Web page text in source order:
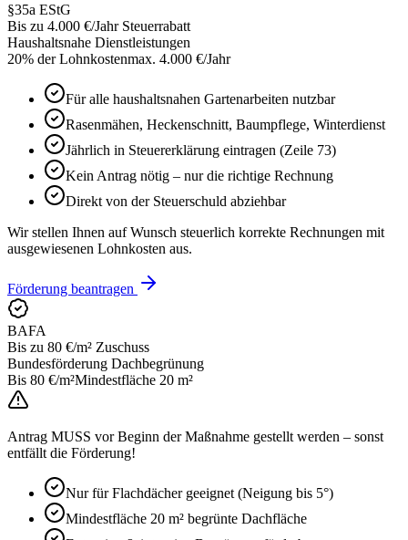
§35a EStG
Bis zu 4.000 €/Jahr Steuerrabatt
Haushaltsnahe Dienstleistungen
20% der Lohnkostenmax. 4.000 €/Jahr
Für alle haushaltsnahen Gartenarbeiten nutzbar
Rasenmähen, Heckenschnitt, Baumpflege, Winterdienst
Jährlich in Steuererklärung eintragen (Zeile 73)
Kein Antrag nötig – nur die richtige Rechnung
Direkt von der Steuerschuld abziehbar
Wir stellen Ihnen auf Wunsch steuerlich korrekte Rechnungen mit
ausgewiesenen Lohnkosten aus.
Förderung beantragen
BAFA
Bis zu 80 €/m² Zuschuss
Bundesförderung Dachbegrünung
Bis 80 €/m²Mindestfläche 20 m²
Antrag MUSS vor Beginn der Maßnahme gestellt werden – sonst
entfällt die Förderung!
Nur für Flachdächer geeignet (Neigung bis 5°)
Mindestfläche 20 m² begrünte Dachfläche